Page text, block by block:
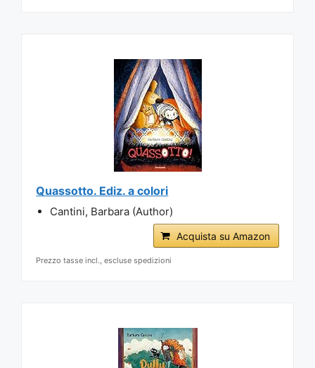
Quassotto. Ediz. a colori
Cantini, Barbara (Author)
Acquista su Amazon
Prezzo tasse incl., escluse spedizioni